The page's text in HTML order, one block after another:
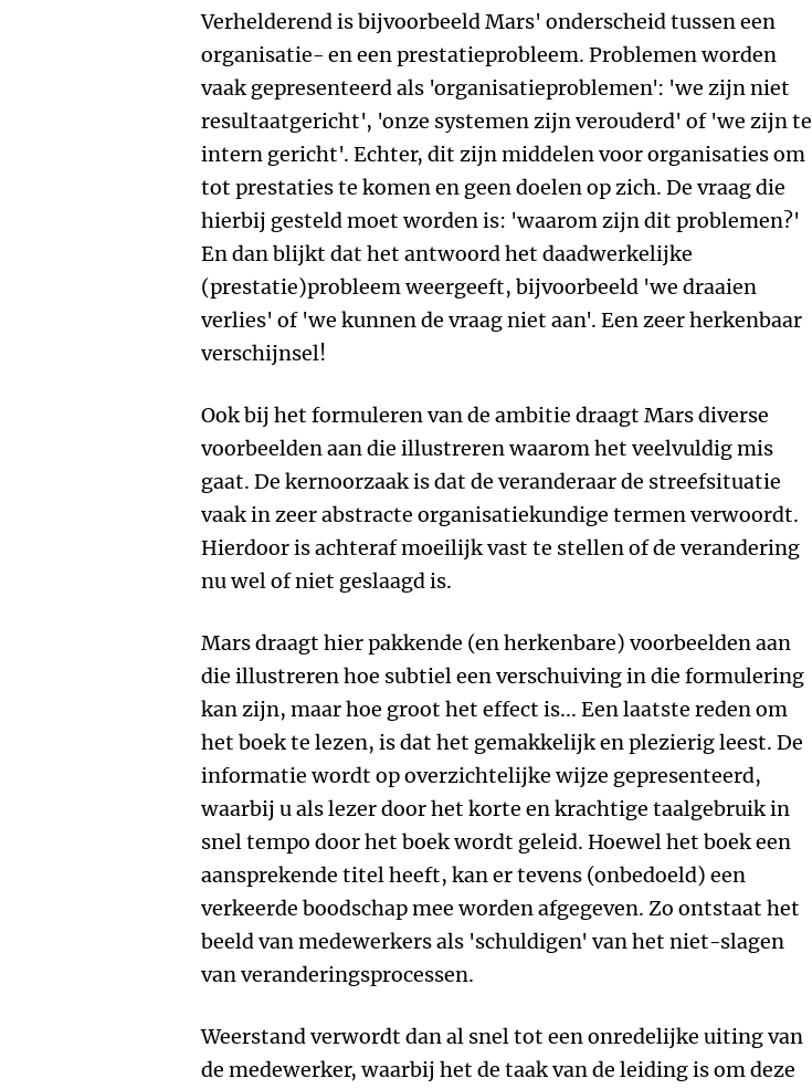
Verhelderend is bijvoorbeeld Mars' onderscheid tussen een
organisatie- en een prestatieprobleem. Problemen worden
vaak gepresenteerd als 'organisatieproblemen': 'we zijn niet
resultaatgericht', 'onze systemen zijn verouderd' of 'we zijn te
intern gericht'. Echter, dit zijn middelen voor organisaties om
tot prestaties te komen en geen doelen op zich. De vraag die
hierbij gesteld moet worden is: 'waarom zijn dit problemen?'
En dan blijkt dat het antwoord het daadwerkelijke
(prestatie)probleem weergeeft, bijvoorbeeld 'we draaien
verlies' of 'we kunnen de vraag niet aan'. Een zeer herkenbaar
verschijnsel!
Ook bij het formuleren van de ambitie draagt Mars diverse
voorbeelden aan die illustreren waarom het veelvuldig mis
gaat. De kernoorzaak is dat de veranderaar de streefsituatie
vaak in zeer abstracte organisatiekundige termen verwoordt.
Hierdoor is achteraf moeilijk vast te stellen of de verandering
nu wel of niet geslaagd is.
Mars draagt hier pakkende (en herkenbare) voorbeelden aan
die illustreren hoe subtiel een verschuiving in die formulering
kan zijn, maar hoe groot het effect is... Een laatste reden om
het boek te lezen, is dat het gemakkelijk en plezierig leest. De
informatie wordt op overzichtelijke wijze gepresenteerd,
waarbij u als lezer door het korte en krachtige taalgebruik in
snel tempo door het boek wordt geleid. Hoewel het boek een
aansprekende titel heeft, kan er tevens (onbedoeld) een
verkeerde boodschap mee worden afgegeven. Zo ontstaat het
beeld van medewerkers als 'schuldigen' van het niet-slagen
van veranderingsprocessen.
Weerstand verwordt dan al snel tot een onredelijke uiting van
de medewerker, waarbij het de taak van de leiding is om deze